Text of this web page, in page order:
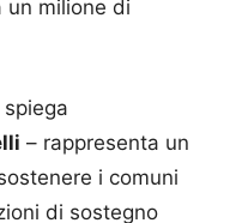
un milione di
spiega
– rappresenta un
i comuni
di sostegno